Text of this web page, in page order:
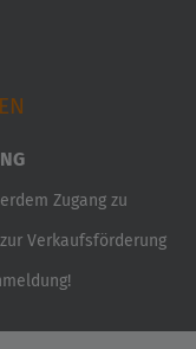
Zugang zu
Verkaufsförderung